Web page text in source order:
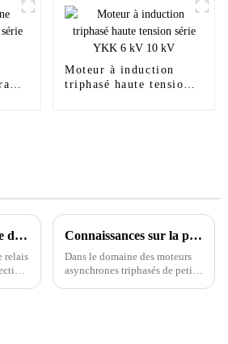
Moteur à induction
triphasé haute tension
quelle est la méthode de refroidissement ic611 dans le moteur électrique ?
relais
Connaissances sur la protection contre la surchauffe du moteur et les composants de mesure de température
Dans le domaine des moteurs
asynchrones triphasés de petite